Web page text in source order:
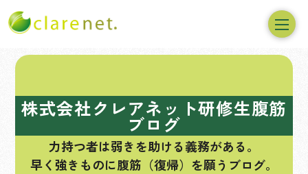
株式会社クレアネット研修生腹筋
ブログ
力持つ者は弱きを助ける義務がある。
早く強きものに腹筋（復帰）を願うブログ。